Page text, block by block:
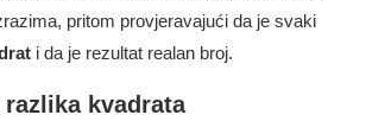
pritom provjeravajući da je svaki
i da je rezultat realan broj.
kvadrata